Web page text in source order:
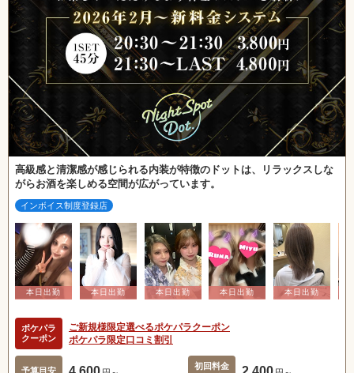
高級感と清潔感が感じられる内装が特徴のドットは、リラックスしな
がらお酒を楽しめる空間が広がっています。
インボイス制度登録店
ポケパラ
クーポン
ご新規様限定選べるポケパラクーポン
ポケパラ限定口コミ割引
予算目安 初回料金